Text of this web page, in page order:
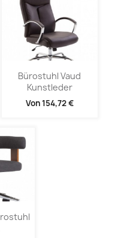
Bürostuhl Vaud
Kunstleder
Von154,72 €